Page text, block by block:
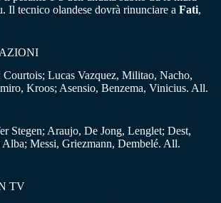
Il tecnico olandese dovrà rinunciare a Fati,
Courtois; Lucas Vazquez, Militao, Nacho,
Kroos; Asensio, Benzema, Vinicius. All.
Stegen; Araujo, De Jong, Lenglet; Dest,
Alba; Messi, Griezmann, Dembelé. All.
TV